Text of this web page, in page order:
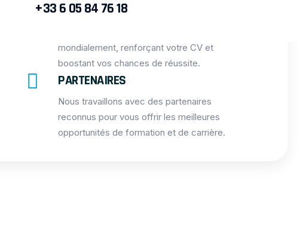
+33 6 05 84 76 18
CERTIFICATIONS
mondialement, renforçant votre CV et
boostant vos chances de réussite.
PARTENAIRES
Nous travaillons avec des partenaires
reconnus pour vous offrir les meilleures
opportunités de formation et de carrière.